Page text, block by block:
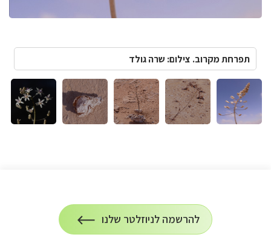
תפרחת מקרוב. צילום: שרה גולד
הרשמה
להרשמה לניוזלטר שלנו
על
הרשמה